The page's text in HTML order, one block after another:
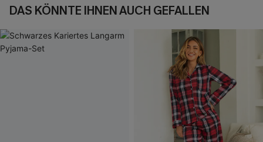
DAS KÖNNTE IHNEN AUCH GEFALLEN